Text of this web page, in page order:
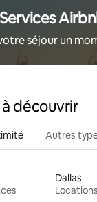
Services
séjour un
découvrir
Autres
Dallas